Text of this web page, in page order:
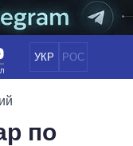
УКР РОС
по